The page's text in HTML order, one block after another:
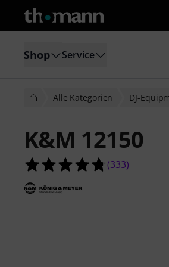
Shop Service
Alle Kategorien DJ-
K&M 12150
4.7 von 5
(333)